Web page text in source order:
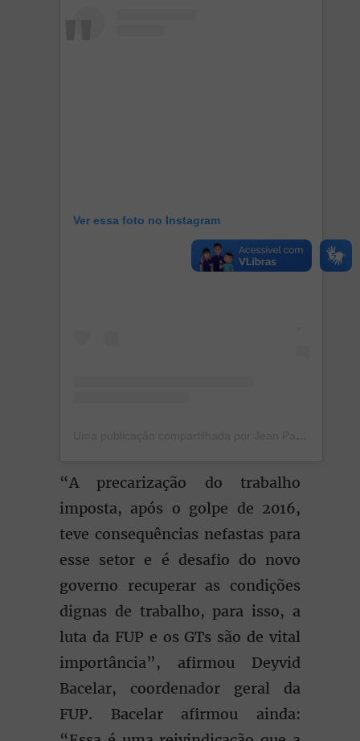
Ver essa foto no Instagram
“A precarização do trabalho
imposta, após o golpe de 2016,
teve consequências nefastas para
esse setor e é desafio do novo
governo recuperar as condições
dignas de trabalho, para isso, a
luta da FUP e os GTs são de vital
importância”, afirmou Deyvid
Bacelar, coordenador geral da
FUP. Bacelar afirmou ainda: